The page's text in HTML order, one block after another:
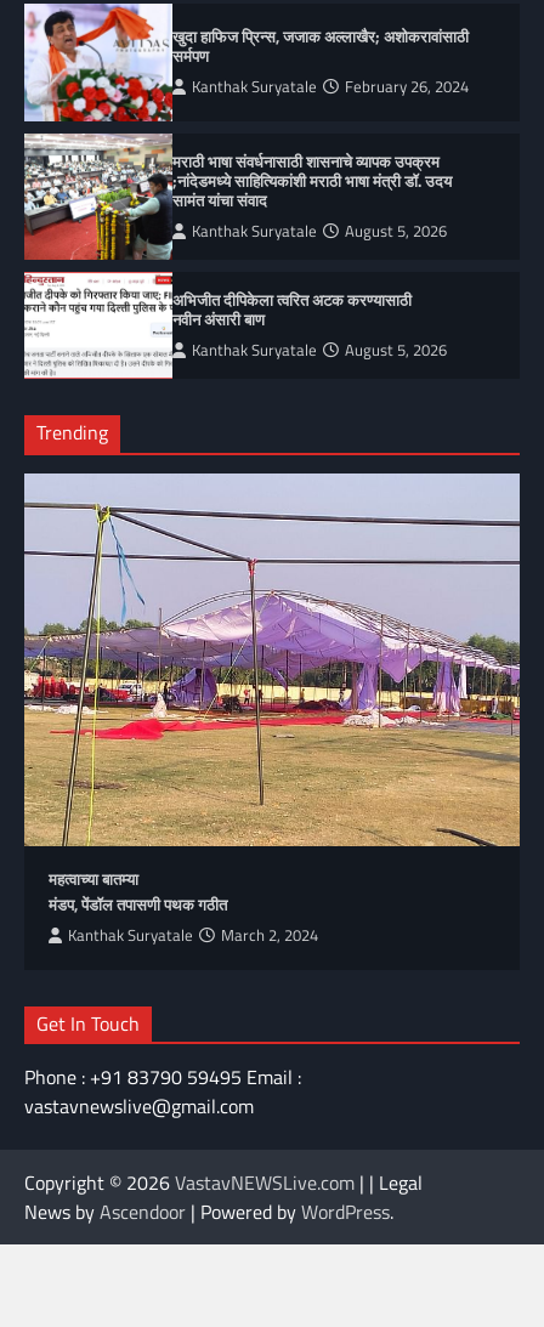
खुदा हाफिज प्रिन्स, जजाक अल्लाखैर; अशोकरावांसाठी
सर्मपण
Kanthak Suryatale February 26, 2024
मराठी भाषा संवर्धनासाठी शासनाचे व्यापक उपक्रम
;नांदेडमध्ये साहित्यिकांशी मराठी भाषा मंत्री डॉ. उदय
सामंत यांचा संवाद
Kanthak Suryatale August 5, 2026
अभिजीत दीपिकेला त्वरित अटक करण्यासाठी
नवीन अंसारी बाण
Kanthak Suryatale August 5, 2026
Trending
महत्वाच्या बातम्या
मंडप, पेंडॉल तपासणी पथक गठीत
Kanthak Suryatale March 2, 2024
Get In Touch
Phone : +91 83790 59495 Email :
vastavnewslive@gmail.com
Copyright © 2026VastavNEWSLive.com | | Legal
News byAscendoor | Powered byWordPress.